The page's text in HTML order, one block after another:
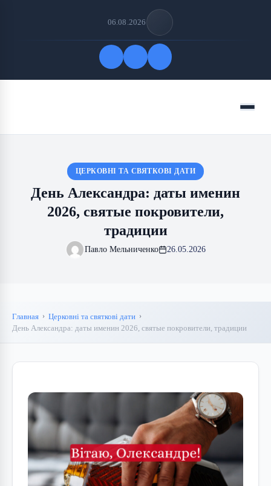
06.08.2026
Меню
ЦЕРКОВНІ ТА СВЯТКОВІ ДАТИ
День Александра: даты именин
2026, святые покровители,
традиции
Павло Мельниченко 26.05.2026
Главная
Церковні та святкові дати
День Александра: даты именин 2026, святые покровители, традиции